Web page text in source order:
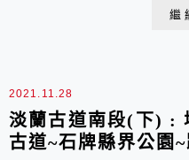
繼
2021.11.28
淡蘭古道南段(下) :
古道~石牌縣界公園